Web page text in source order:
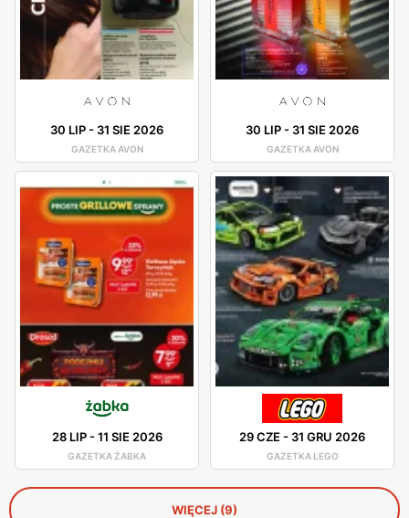
30 LIP- 31 SIE 2026
GAZETKA AVON
30 LIP- 31 SIE 2026
GAZETKA AVON
28 LIP-11 SIE 2026
GAZETKA ŻABKA
29 CZE - 31 GRU 2026
GAZETKA LEGO
WIĘCEJ (9)